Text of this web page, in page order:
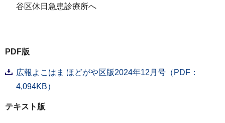
谷区休日急患診療所へ
PDF版
広報よこはま ほどがや区版2024年12月号（PDF：
4,094KB）
テキスト版